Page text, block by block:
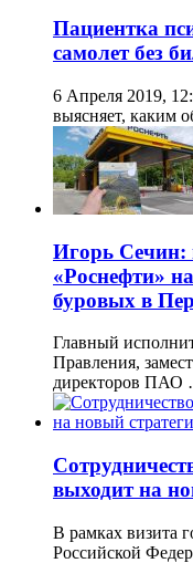
Пациентка
самолет без
6 Апреля 2019,
выясняет, каким
Игорь Сечин:
«Роснефти»
буровых в
Главный
Правления,
директоров ПАО
выходит на
В рамках визита
Российской